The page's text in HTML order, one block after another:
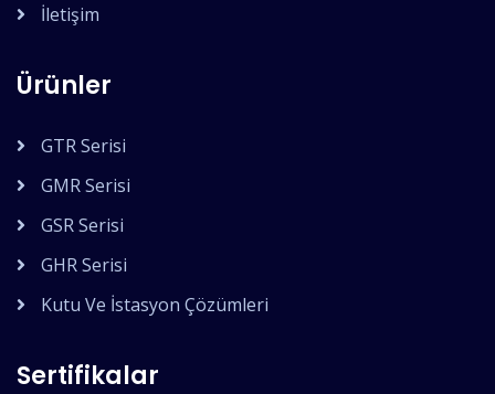
İletişim
Ürünler
GTR Serisi
GMR Serisi
GSR Serisi
GHR Serisi
Kutu Ve İstasyon Çözümleri
Sertifikalar